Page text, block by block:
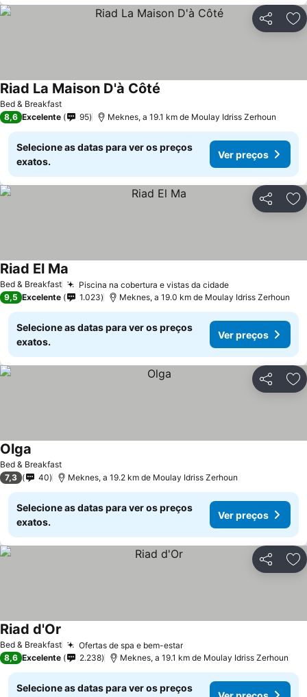
Partilhar
Bed & Breakfast
Riad La Maison D'à Côté
8,6 Excelente 95 Meknes, a 19.1 km de Moulay Idriss Zerhoun
Selecione as datas para ver os preços
exatos.
Ver preços
Partilhar
Bed & Breakfast Piscina na cobertura e vistas da cidadeVer preços
Riad El Ma
9,5 Excelente 1.023 Meknes, a 19.0 km de Moulay Idriss Zerhoun
Selecione as datas para ver os preços
exatos.
Ver preços
Partilhar
Bed & Breakfast
Olga
7,3 40 Meknes, a 19.2 km de Moulay Idriss Zerhoun
Selecione as datas para ver os preços
exatos.
Ver preços
Partilhar
Bed & Breakfast Ofertas de spa e bem-estarVer preços
Riad d'Or
8,6 Excelente 2.238 Meknes, a 19.1 km de Moulay Idriss Zerhoun
Selecione as datas para ver os preços